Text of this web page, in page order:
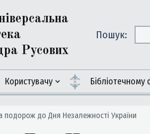
Русових
Пошук:
Користувачу Бiблiотечному
подорож до Дня Незалежності України